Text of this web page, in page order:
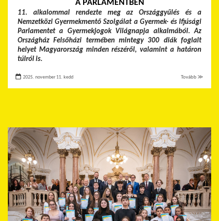
A PARLAMENTBEN
11. alkalommal rendezte meg az Országgyűlés és a
Nemzetközi Gyermekmentő Szolgálat a Gyermek- és Ifjúsági
Parlamentet a Gyermekjogok Világnapja alkalmából. Az
Országház Felsőházi termében mintegy 300 diák foglalt
helyet Magyarország minden részéről, valamint a határon
túlról is.
2025. november 11. kedd Tovább ≫